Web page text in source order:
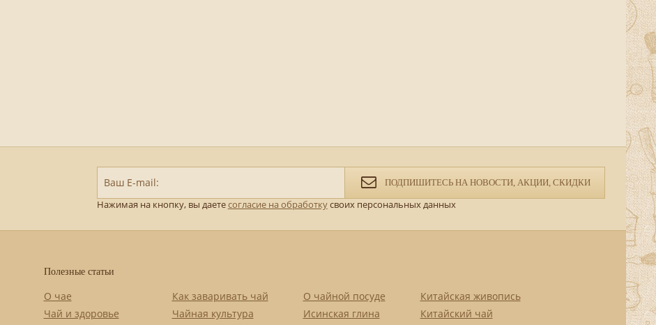
Ваш E-mail: ПОДПИШИТЕСЬ НА НОВОСТИ, АКЦИИ, СКИДКИ
Нажимая на кнопку, вы даетесогласие на обработкусвоих персональных данных
Полезные статьи
О чае
Чай и здоровье
Как заваривать чай
Чайная культура
О чайной посуде
Исинская глина
Китайская живопись
Китайский чай